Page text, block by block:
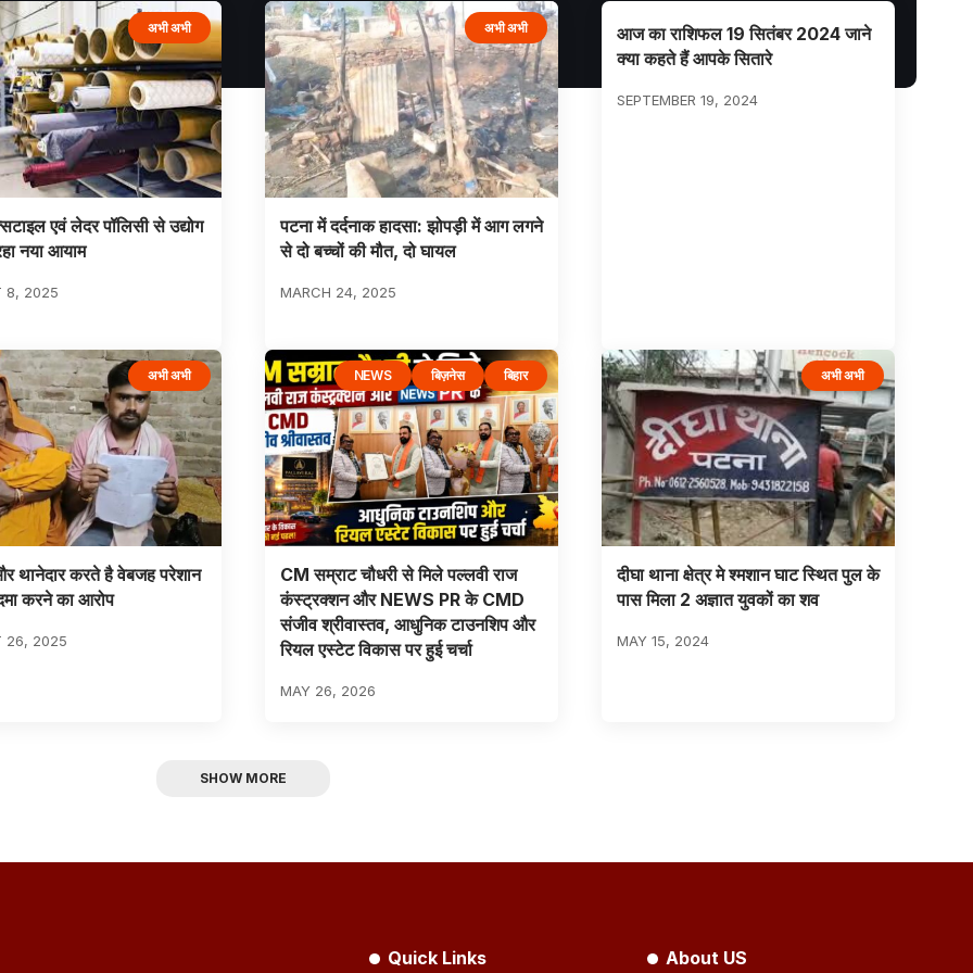
अभी अभी
एवं लेदर पॉलिसी से उद्योग
नया आयाम
8, 2025
अभी अभी
पटना में दर्दनाक हादसा: झोपड़ी में आग लगने
से दो बच्चों की मौत, दो घायल
MARCH 24, 2025
आज का राशिफल 19 सितंबर 2024 जाने
क्या कहते हैं आपके सितारे
SEPTEMBER 19, 2024
अभी अभी
थानेदार करते है वेबजह परेशान
करने का आरोप
26, 2025
NEWS बिज़नेस बिहार
CM सम्राट चौधरी से मिले पल्लवी राज
कंस्ट्रक्शन और NEWS PR के CMD
संजीव श्रीवास्तव, आधुनिक टाउनशिप और
रियल एस्टेट विकास पर हुई चर्चा
MAY 26, 2026
अभी अभी
दीघा थाना क्षेत्र मे श्मशान घाट स्थित पुल के
पास मिला 2 अज्ञात युवकों का शव
MAY 15, 2024
SHOW MORE
Quick Links About US